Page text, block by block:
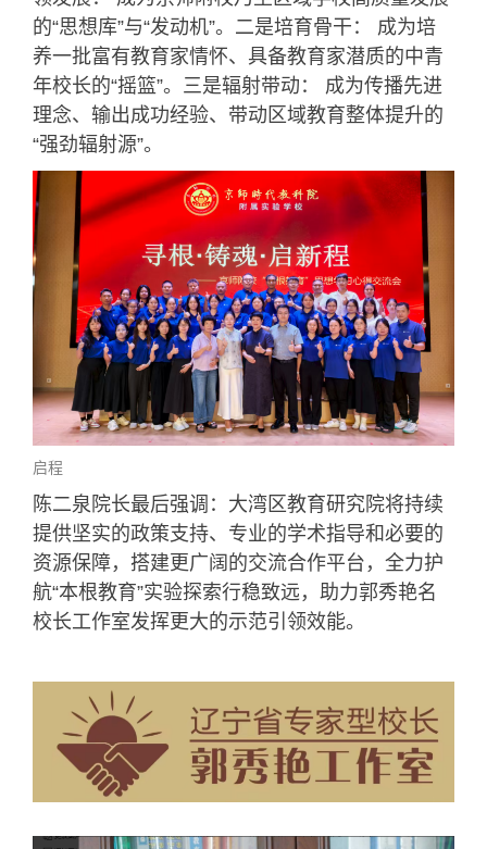
的“思想库”与“发动机”。二是培育骨干： 成为培
养一批富有教育家情怀、具备教育家潜质的中青
年校长的“摇篮”。三是辐射带动： 成为传播先进
理念、输出成功经验、带动区域教育整体提升的
“强劲辐射源”。
启程
陈二泉院长最后强调：大湾区教育研究院将持续
提供坚实的政策支持、专业的学术指导和必要的
资源保障，搭建更广阔的交流合作平台，全力护
航“本根教育”实验探索行稳致远，助力郭秀艳名
校长工作室发挥更大的示范引领效能。